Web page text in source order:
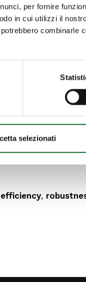
per fornire
in cui utilizzi il
combinarle
selezionati
series: the new
efficiency,